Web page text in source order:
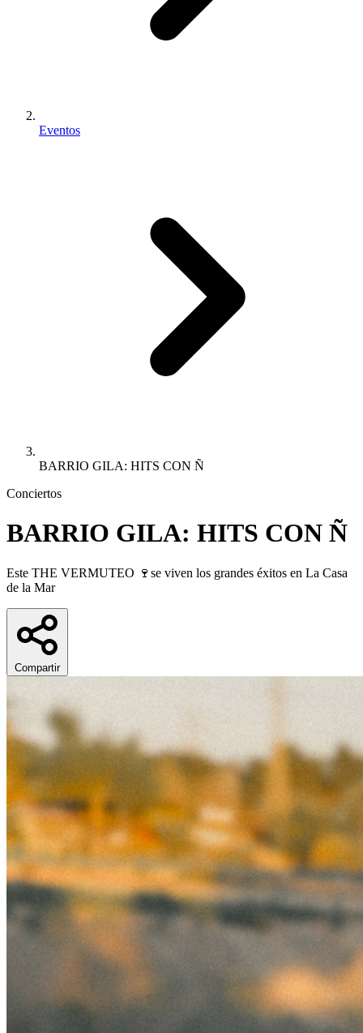
Eventos
BARRIO GILA: HITS CON Ñ
Conciertos
BARRIO GILA: HITS CON Ñ
Este THE VERMUTEO 🍷se viven los grandes éxitos en La Casa
de la Mar
Compartir